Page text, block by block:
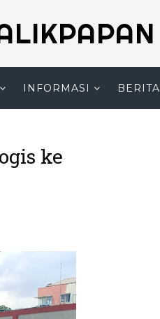
INFORMASI BERITA
ke